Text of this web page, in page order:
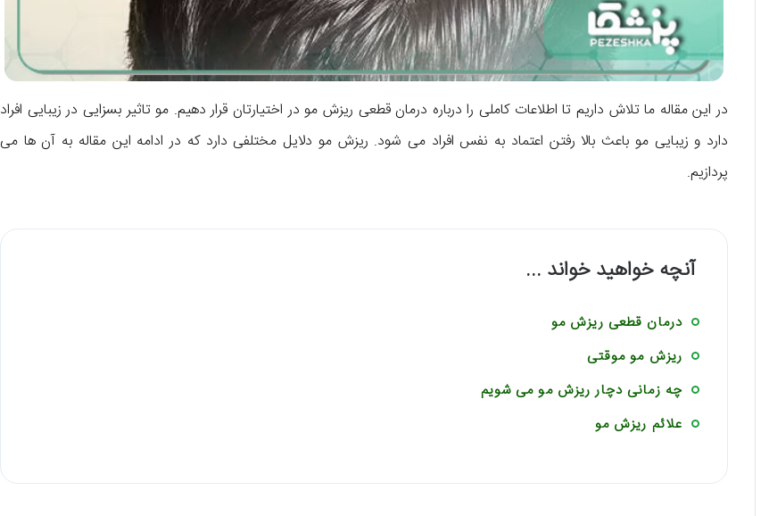
در این مقاله ما تلاش داریم تا اطلاعات کاملی را درباره درمان قطعی ریزش مو در اختیارتان قرار دهیم. مو تاثیر بسزایی در زیبایی افراد
دارد و زیبایی مو باعث بالا رفتن اعتماد به نفس افراد می شود. ریزش مو دلایل مختلفی دارد که در ادامه این مقاله به آن ها می
پردازیم.
آنچه خواهید خواند ...
درمان قطعی ریزش مو
ریزش مو موقتی
چه زمانی دچار ریزش مو می شویم
علائم ریزش مو